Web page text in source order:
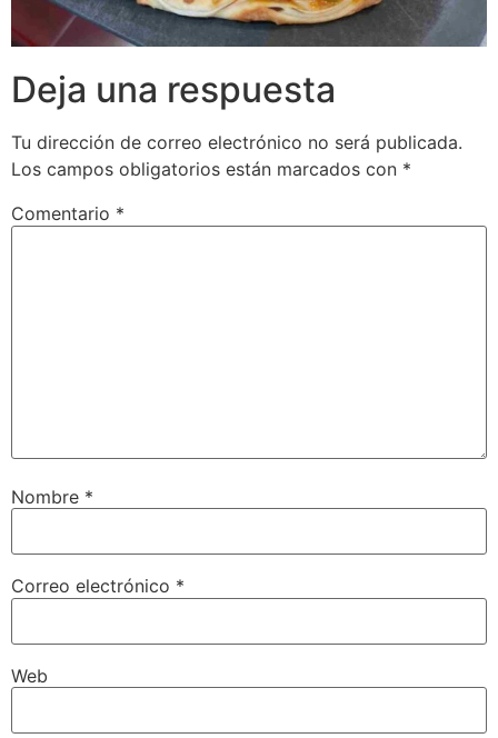
Deja una respuesta
Tu dirección de correo electrónico no será publicada.
Los campos obligatorios están marcados con *
Comentario *
Nombre *
Correo electrónico *
Web